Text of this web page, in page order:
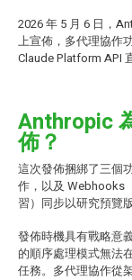
2026 年 5 月 6 日，
上宣佈，多代理協作
Claude Platform API
Anthropic
佈？
這次發佈捆綁了三個
作，以及 Webhooks
習）同步以研究預覽
發佈時機具有戰略意
的順序處理模式無法
任務。多代理協作從